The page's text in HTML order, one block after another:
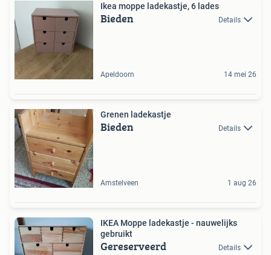
Ikea moppe ladekastje, 6 lades
Bieden Details
Apeldoorn 14 mei 26
Grenen ladekastje
Bieden Details
Amstelveen 1 aug 26
IKEA Moppe ladekastje - nauwelijks
gebruikt
Gereserveerd Details